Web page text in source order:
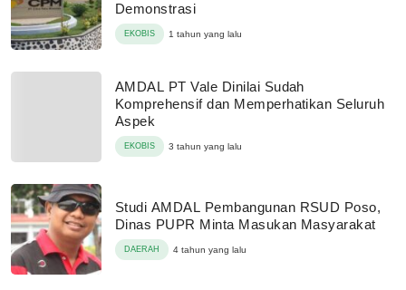
Demonstrasi
EKOBIS 1 tahun yang lalu
AMDAL PT Vale Dinilai Sudah
Komprehensif dan Memperhatikan Seluruh
Aspek
EKOBIS 3 tahun yang lalu
Studi AMDAL Pembangunan RSUD Poso,
Dinas PUPR Minta Masukan Masyarakat
DAERAH 4 tahun yang lalu